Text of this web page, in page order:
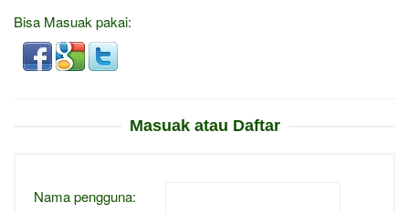
Bisa Masuak pakai:
Masuak atau Daftar
Nama pengguna: